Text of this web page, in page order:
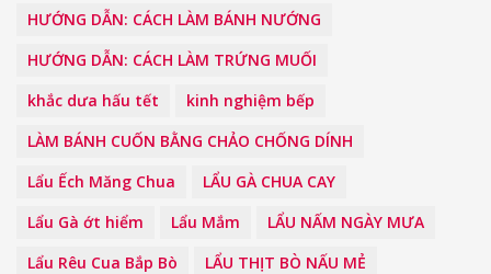
HƯỚNG DẪN: CÁCH LÀM BÁNH NƯỚNG
HƯỚNG DẪN: CÁCH LÀM TRỨNG MUỐI
khắc dưa hấu tết
kinh nghiệm bếp
LÀM BÁNH CUỐN BẰNG CHẢO CHỐNG DÍNH
Lẩu Ếch Măng Chua
LẨU GÀ CHUA CAY
Lẩu Gà ớt hiểm
Lẩu Mắm
LẨU NẤM NGÀY MƯA
Lẩu Rêu Cua Bắp Bò
LẨU THỊT BÒ NẤU MẺ